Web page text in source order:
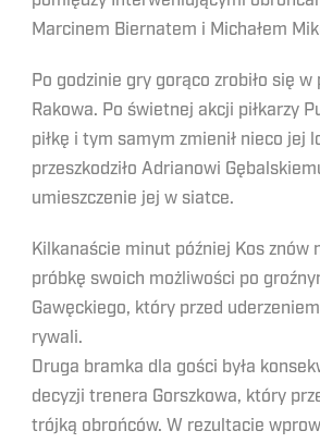
Marcinem Biernatem i Michałem
Po godzinie gry gorąco zrobiło się w
Rakowa. Po świetnej akcji piłkarzy
piłkę i tym samym zmienił nieco jej
przeszkodziło Adrianowi
umieszczenie jej w siatce.
Kilkanaście minut później Kos znów
próbkę swoich możliwości po
Gawęckiego, który przed
rywali.
Druga bramka dla gości była
decyzji trenera Gorszkowa, który
trójką obrońców. W rezultacie